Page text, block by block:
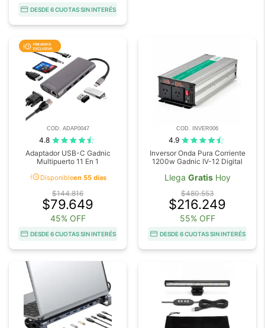
DESDE 6 CUOTAS SIN INTERÉS
COD. ADAP0047
4.8
Adaptador USB-C Gadnic
Multipuerto 11 En 1
acuteDisponibleen 55 días
$144.816
$79.649
45% OFF
DESDE 6 CUOTAS SIN INTERÉS
COD. INVER006
4.9
Inversor Onda Pura Corriente
1200w Gadnic IV-12 Digital
Llega GratisHoy
$480.553
$216.249
55% OFF
DESDE 6 CUOTAS SIN INTERÉS